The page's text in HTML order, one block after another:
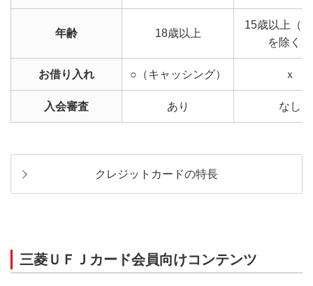
年齢 18歳以上
15歳以上（
を除く）
お借り入れ ○（キャッシング） ｘ
入会審査 あり なし
クレジットカードの特長
三菱ＵＦＪカード会員向けコンテンツ